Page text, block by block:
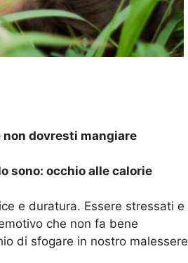
non dovresti mangiare
sono: occhio alle calorie
e duratura. Essere stressati e
che non fa bene
di sfogare in nostro malessere